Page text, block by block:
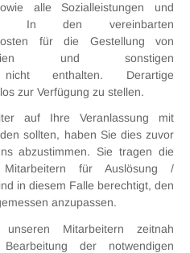
alle Sozialleistungen und
In den vereinbarten
für die Gestellung von
und sonstigen
nicht enthalten. Derartige
zur Verfügung zu stellen.
auf Ihre Veranlassung mit
sollten, haben Sie dies zuvor
abzustimmen. Sie tragen die
für Auslösung /
in diesem Falle berechtigt, den
anzupassen.
Mitarbeitern zeitnah
der notwendigen